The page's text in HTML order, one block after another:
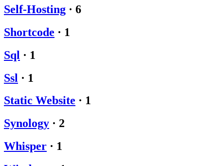
Self-Hosting · 6
Shortcode · 1
Sql · 1
Ssl · 1
Static Website · 1
Synology · 2
Whisper · 1